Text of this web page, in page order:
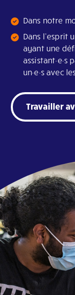
Dans notre
Dans l’esprit
ayant une
assistant·e·s
un·e·s avec
Travailler